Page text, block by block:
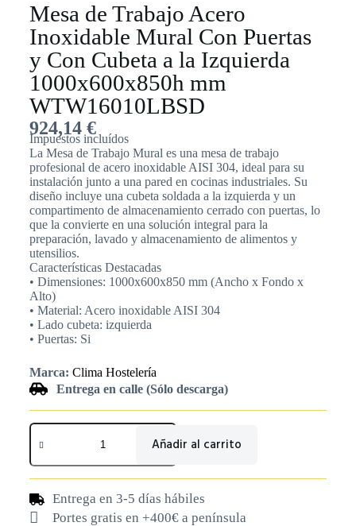
Mesa de Trabajo Acero
Inoxidable Mural Con Puertas
y Con Cubeta a la Izquierda
1000x600x850h mm
WTW16010LBSD
924,14 €
Impuestos incluídos
La Mesa de Trabajo Mural es una mesa de trabajo
profesional de acero inoxidable AISI 304, ideal para su
instalación junto a una pared en cocinas industriales. Su
diseño incluye una cubeta soldada a la izquierda y un
compartimento de almacenamiento cerrado con puertas, lo
que la convierte en una solución integral para la
preparación, lavado y almacenamiento de alimentos y
utensilios.
Características Destacadas
• Dimensiones: 1000x600x850 mm (Ancho x Fondo x
Alto)
• Material: Acero inoxidable AISI 304
• Lado cubeta: izquierda
• Puertas: Si
Marca: Clima Hostelería
Entrega en calle (Sólo descarga)
Añadir al carrito
Entrega en 3-5 días hábiles
Portes gratis en +400€ a península